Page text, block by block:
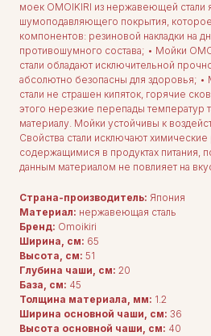
моек OMOIKIRI из нержавеющей стали
шумоподавляющего покрытия, которое
компонентов: резиновой накладки на
противошумного состава; • Мойки
стали обладают исключительной
абсолютно безопасны для здоровья;
стали не страшен кипяток, горячие
этого нерезкие перепады температур
материалу. Мойки устойчивы к
Свойства стали исключают химические
содержащимися в продуктах питания,
данным материалом не повлияет на
Страна-производитель: Япония
Материал: нержавеющая сталь
Бренд: Omoikiri
Ширина, см: 65
Высота, см: 51
Глубина чаши, см: 20
База, см: 45
Толщина материала, мм: 1.2
Ширина основной чаши, см: 36
Высота основной чаши, см: 40